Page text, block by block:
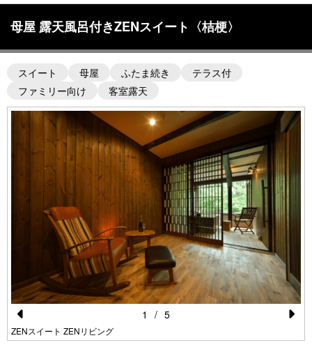
母屋 露天風呂付きZENスイート〈桔梗〉
スイート 母屋 ふたま続き
テラス付
ファミリー向け
客室露天
Pr
ZENスイート ZENリビング
1 / 5